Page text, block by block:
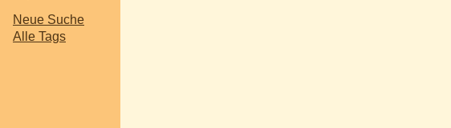
Neue Suche
Alle Tags